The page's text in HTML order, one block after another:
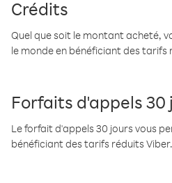
Crédits
Quel que soit le montant acheté,
le monde en bénéficiant des tarifs
Forfaits d'appels 30
Le forfait d'appels 30 jours vous
bénéficiant des tarifs réduits Viber.